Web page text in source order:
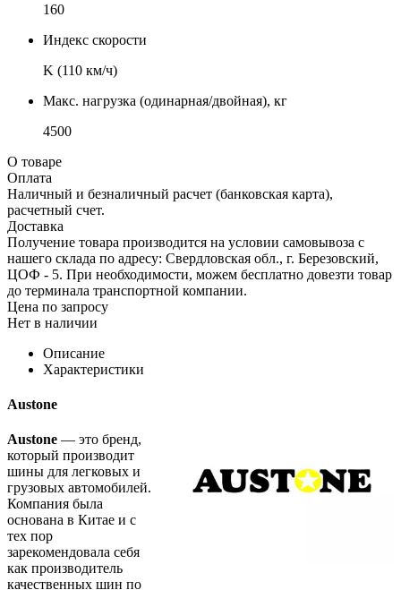
160
Индекс скорости
K (110 км/ч)
Макс. нагрузка (одинарная/двойная), кг
4500
О товаре
Оплата
Наличный и безналичный расчет (банковская карта),
расчетный счет.
Доставка
Получение товара производится на условии самовывоза с
нашего склада по адресу: Свердловская обл., г. Березовский,
ЦОФ - 5. При необходимости, можем бесплатно довезти товар
до терминала транспортной компании.
Цена по запросу
Нет в наличии
Описание
Характеристики
Austone
Austone — это бренд,
который производит
шины для легковых и
грузовых автомобилей.
Компания была
основана в Китае и с
тех пор
зарекомендовала себя
как производитель
качественных шин по